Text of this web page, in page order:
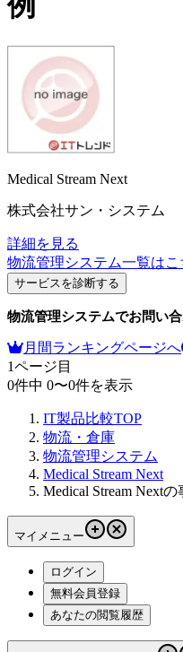
Medical Stream Next
株式会社サン・システム
詳細を見る
物流管理システム一覧はこ
サービスを診断する
物流管理システムでお問い
月間ランキングページへ
1ページ目
0件中 0〜0件を表示
IT製品比較TOP
物流・倉庫
物流管理システム
Medical Stream Next
Medical Stream Next
マイメニュー
ログイン
無料会員登録
あなたの閲覧履歴